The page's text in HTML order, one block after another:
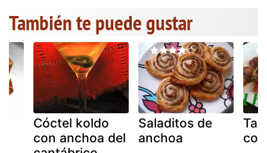
También te puede gustar
Cóctel koldo
con anchoa del
Saladitos de
anchoa